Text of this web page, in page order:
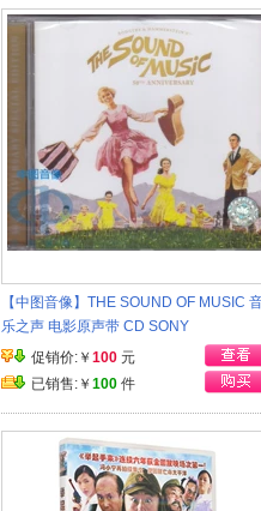
【中图音像】THE SOUND OF MUSIC
乐之声 电影原声带 CD SONY
促销价:￥ 100 元
已销售:￥ 100 件